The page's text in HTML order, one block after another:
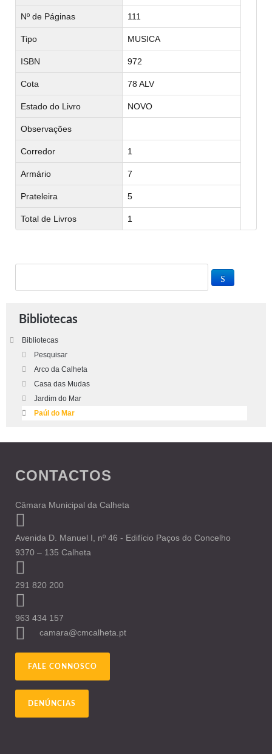
Nº de Páginas 111
Tipo MUSICA
ISBN 972
Cota 78 ALV
Estado do Livro NOVO
Observações
Corredor 1
Armário 7
Prateleira 5
Total de Livros 1
Bibliotecas
Bibliotecas
Pesquisar
Arco da Calheta
Casa das Mudas
Jardim do Mar
Paúl do Mar
CONTACTOS
Câmara Municipal da Calheta
Avenida D. Manuel I, nº 46 - Edifício Paços do Concelho
9370 – 135 Calheta
291 820 200
963 434 157
camara@cmcalheta.pt
FALE CONNOSCO
DENÚNCIAS